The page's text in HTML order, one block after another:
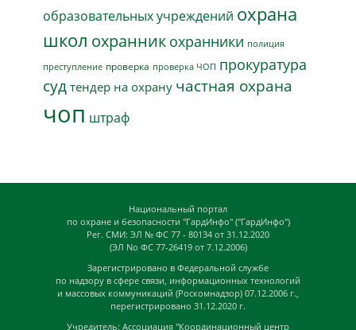
образовательных учреждений охрана
школ охранник охранники полиция
преступление проверка проверка ЧОП прокуратура
суд тендер на охрану частная охрана
чоп штраф
Национальный портал
по охране и безопасности "ГардИнфо" ("ГардИнфо")
Рег. СМИ: ЭЛ № ФС 77 - 80134 от 31.12.2020
(ЭЛ No ФС 77-26419 от 7.12.2006)
Зарегистрировано в Федеральной службе
по надзору в сфере связи, информационных технологий
и массовых коммуникаций (Роскомнадзор) 07.12.2006 г.,
перегистрировано 31.12.2020 г.
Учредитель: Ассоциация "Координационный центр